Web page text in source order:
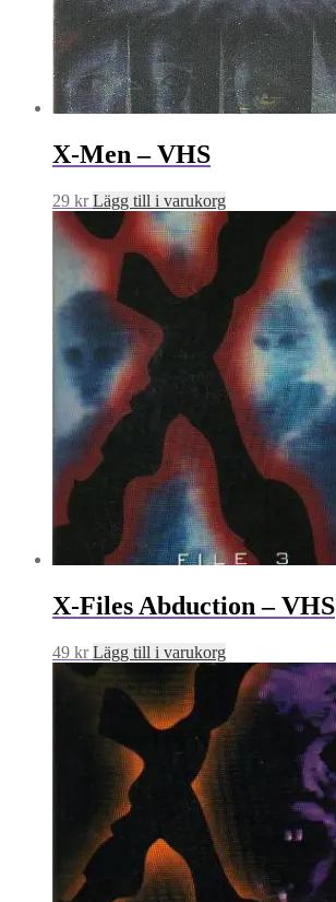
X-Men – VHS
29 kr Lägg till i varukorg
X-Files Abduction – VHS
49 kr Lägg till i varukorg